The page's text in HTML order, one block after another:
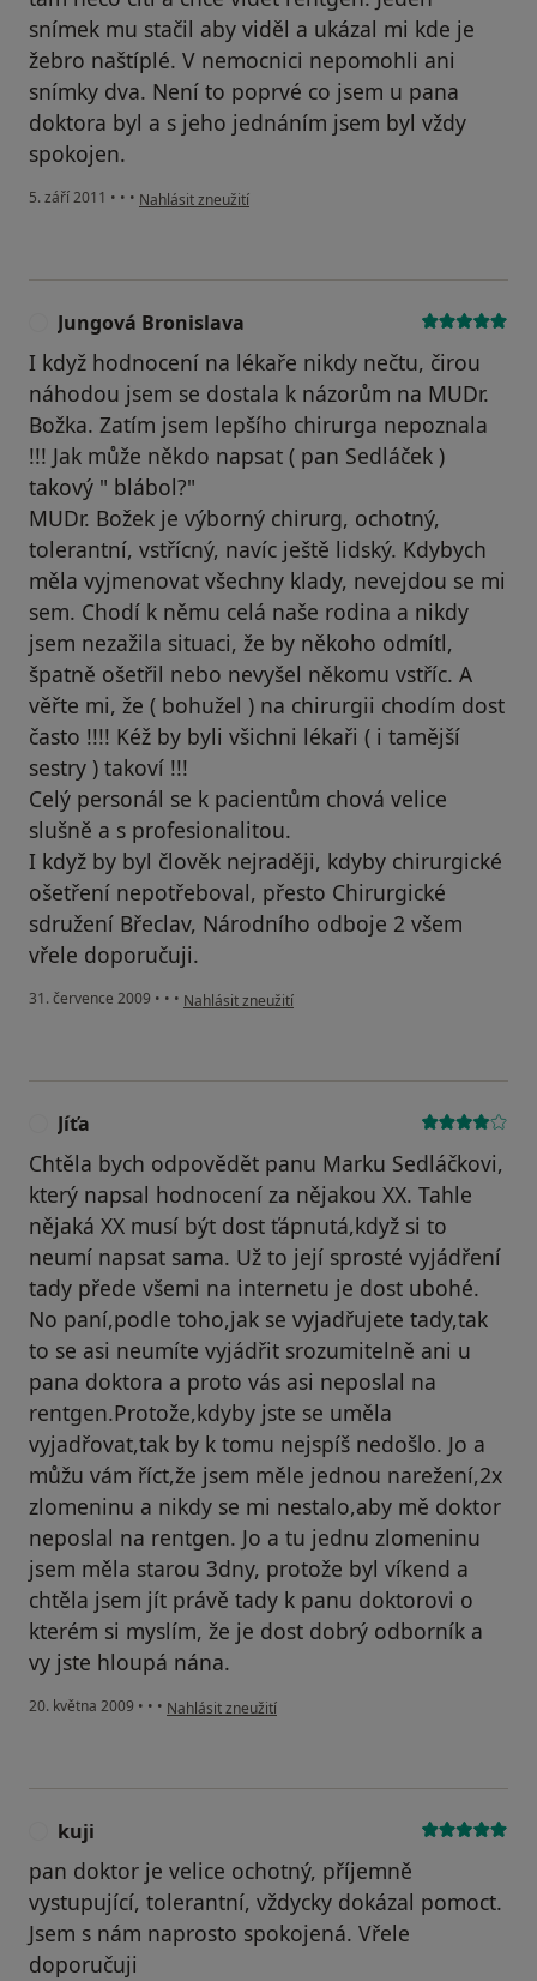
snímek mu stačil aby viděl a ukázal mi kde je
žebro naštíplé. V nemocnici nepomohli ani
snímky dva. Není to poprvé co jsem u pana
doktora byl a s jeho jednáním jsem byl vždy
spokojen.
5. září 2011 • • • podle názoru uživatele Váš účet byl odstraněn
Nahlásit zneužití
Jungová Bronislava
I když hodnocení na lékaře nikdy nečtu, čirou
náhodou jsem se dostala k názorům na MUDr.
Božka. Zatím jsem lepšího chirurga nepoznala
!!! Jak může někdo napsat ( pan Sedláček )
takový " blábol?"
MUDr. Božek je výborný chirurg, ochotný,
tolerantní, vstřícný, navíc ještě lidský. Kdybych
měla vyjmenovat všechny klady, nevejdou se mi
sem. Chodí k němu celá naše rodina a nikdy
jsem nezažila situaci, že by někoho odmítl,
špatně ošetřil nebo nevyšel někomu vstříc. A
věřte mi, že ( bohužel ) na chirurgii chodím dost
často !!!! Kéž by byli všichni lékaři ( i tamější
sestry ) takoví !!!
Celý personál se k pacientům chová velice
slušně a s profesionalitou.
I když by byl člověk nejraději, kdyby chirurgické
ošetření nepotřeboval, přesto Chirurgické
sdružení Břeclav, Národního odboje 2 všem
vřele doporučuji.
31. července 2009 • • • podle názoru uživatele Jungová Bronislava
Nahlásit zneužití
Jíťa
Chtěla bych odpovědět panu Marku Sedláčkovi,
který napsal hodnocení za nějakou XX. Tahle
nějaká XX musí být dost ťápnutá,když si to
neumí napsat sama. Už to její sprosté vyjádření
tady přede všemi na internetu je dost ubohé.
No paní,podle toho,jak se vyjadřujete tady,tak
to se asi neumíte vyjádřit srozumitelně ani u
pana doktora a proto vás asi neposlal na
rentgen.Protože,kdyby jste se uměla
vyjadřovat,tak by k tomu nejspíš nedošlo. Jo a
můžu vám říct,že jsem měle jednou narežení,2x
zlomeninu a nikdy se mi nestalo,aby mě doktor
neposlal na rentgen. Jo a tu jednu zlomeninu
jsem měla starou 3dny, protože byl víkend a
chtěla jsem jít právě tady k panu doktorovi o
kterém si myslím, že je dost dobrý odborník a
vy jste hloupá nána.
20. května 2009 • • • podle názoru uživatele Jíťa
Nahlásit zneužití
kuji
pan doktor je velice ochotný, příjemně
vystupující, tolerantní, vždycky dokázal pomoct.
Jsem s nám naprosto spokojená. Vřele
doporučuji